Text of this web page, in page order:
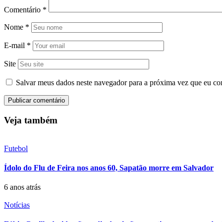
Comentário *
Nome *
E-mail *
Site
Salvar meus dados neste navegador para a próxima vez que eu
Veja também
Futebol
Ídolo do Flu de Feira nos anos 60, Sapatão morre em Salvador
6 anos atrás
Notícias